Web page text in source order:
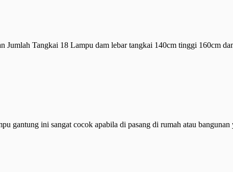
Tangkai 18 Lampu dam lebar tangkai 140cm tinggi 160cm
ini sangat cocok apabila di pasang di rumah atau bangunan